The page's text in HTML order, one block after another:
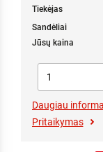
Tiekėjas
Sandėliai
Jūsų kaina
Daugiau
Pritaikymas